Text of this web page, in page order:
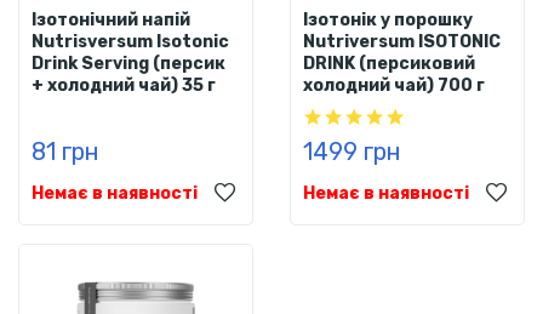
Ізотонічний напій
Nutrisversum Isotonic
Drink Serving (персик
+ холодний чай) 35 г
81 грн
Немає в наявності
Ізотонік у порошку
Nutriversum ISOTONIC
DRINK (персиковий
холодний чай) 700 г
1499 грн
Немає в наявності